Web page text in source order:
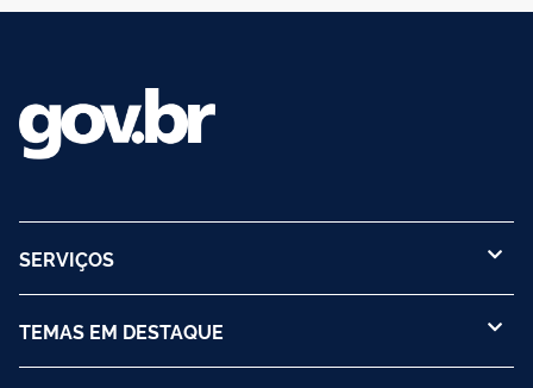
SERVIÇOS
TEMAS EM DESTAQUE